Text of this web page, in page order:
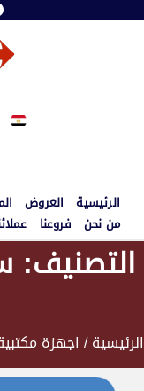
الرئيسية العروض
من نحن فروعنا
التصنيف:
الرئيسية/ اجهزة